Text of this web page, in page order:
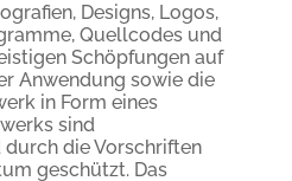
Designs, Logos,
Quellcodes und
Schöpfungen auf
Anwendung sowie die
in Form eines
sind
die Vorschriften
geschützt. Das